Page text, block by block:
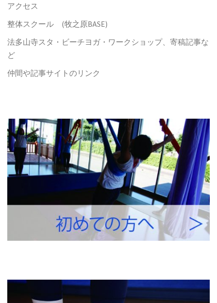
アクセス
整体スクール (牧之原BASE)
法多山寺スタ・ビーチヨガ・ワークショップ、寄稿記事な
ど
仲間や記事サイトのリンク